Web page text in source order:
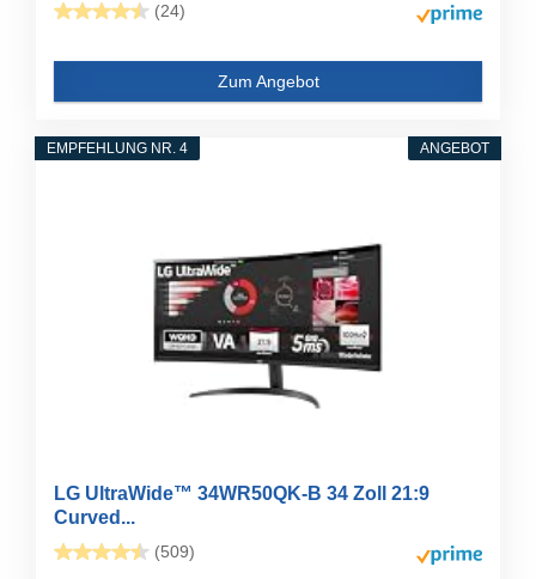
(24)
Zum Angebot
ANGEBOT
EMPFEHLUNG NR. 4
LG UltraWide™ 34WR50QK-B 34 Zoll 21:9
Curved...
(509)